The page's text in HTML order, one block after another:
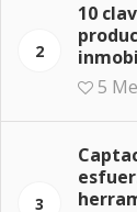
2
10
5
3